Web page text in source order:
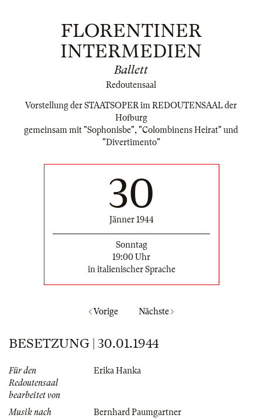
FLORENTINER
INTERMEDIEN
Ballett
Redoutensaal
Vorstellung der STAATSOPER im REDOUTENSAAL der
Hofburg
gemeinsam mit "Sophonisbe", "Colombinens Heirat" und
"Divertimento"
30
Jänner 1944
Sonntag
19:00 Uhr
in italienischer Sprache
Vorige Nächste
BESETZUNG | 30.01.1944
Für den
Redoutensaal
bearbeitet von
Erika Hanka
Musik nach
Bernhard Paumgartner